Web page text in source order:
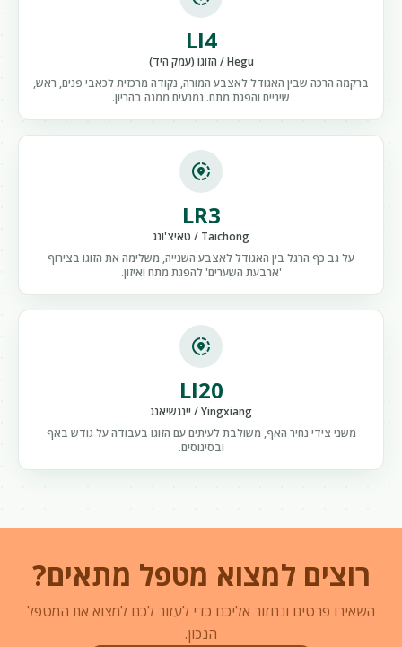
LI4
Hegu / הזוגו (עמק היד)
ברקמה הרכה שבין האגודל לאצבע המורה, נקודה מרכזית לכאבי פנים, ראש,
שיניים והפגת מתח. נמנעים ממנה בהריון.
share_location
LR3
Taichong / טאיצ'ונג
על גב כף הרגל בין האגודל לאצבע השנייה, משלימה את הזוגו בצירוף
'ארבעת השערים' להפגת מתח ואיזון.
share_location
LI20
Yingxiang / יינגשיאנג
משני צידי נחיר האף, משולבת לעיתים עם הזוגו בעבודה על גודש באף
ובסינוסים.
רוצים למצוא מטפל מתאים?
השאירו פרטים ונחזור אליכם כדי לעזור לכם למצוא את המטפל
הנכון.